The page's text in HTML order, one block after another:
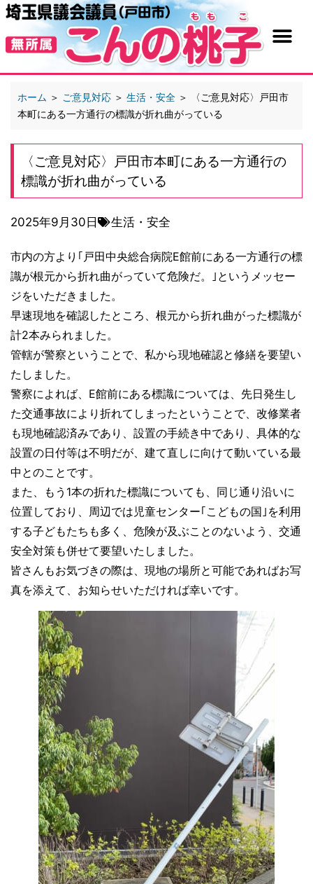
ホーム ＞ ご意見対応 ＞ 生活・安全 ＞
〈ご意見対応〉戸田市
本町にある一方通行の標識が折れ曲がっている
〈ご意見対応〉戸田市本町にある一方通行の
標識が折れ曲がっている
2025年9月30日 生活・安全
市内の方より｢戸田中央総合病院E館前にある一方通行の標
識が根元から折れ曲がっていて危険だ。｣というメッセー
ジをいただきました。
早速現地を確認したところ、根元から折れ曲がった標識が
計2本みられました。
管轄が警察ということで、私から現地確認と修繕を要望い
たしました。
警察によれば、E館前にある標識については、先日発生し
た交通事故により折れてしまったということで、改修業者
も現地確認済みであり、設置の手続き中であり、具体的な
設置の日付等は不明だが、建て直しに向けて動いている最
中とのことです。
また、もう1本の折れた標識についても、同じ通り沿いに
位置しており、周辺では児童センター｢こどもの国｣を利用
する子どもたちも多く、危険が及ぶことのないよう、交通
安全対策も併せて要望いたしました。
皆さんもお気づきの際は、現地の場所と可能であればお写
真を添えて、お知らせいただければ幸いです。